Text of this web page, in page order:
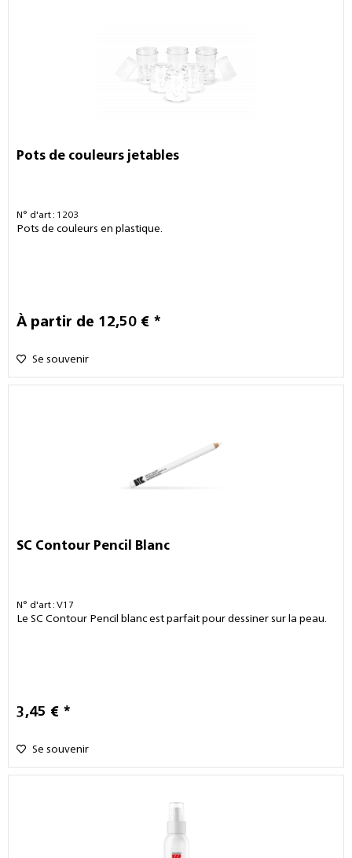
Pots de couleurs jetables
N° d'art : 1203
Pots de couleurs en plastique.
À partir de 12,50 € *
Se souvenir
SC Contour Pencil Blanc
N° d'art : V17
Le SC Contour Pencil blanc est parfait pour dessiner sur la peau.
3,45 € *
Se souvenir